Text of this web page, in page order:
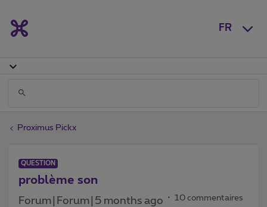
FR
Proximus Pickx
QUESTION
problème son
Forum|Forum|5 months ago 10 commentaires